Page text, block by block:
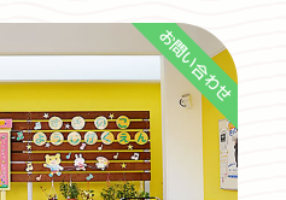
お問い合わせ